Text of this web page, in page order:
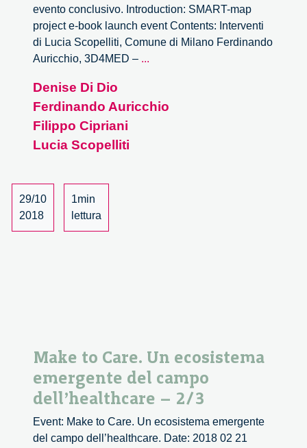
evento conclusivo. Introduction: SMART-map
project e-book launch event Contents: Interventi
di Lucia Scopelliti, Comune di Milano Ferdinando
Auricchio, 3D4MED – ...
e-
Denise Di Dio
Ferdinando Auricchio
Filippo Cipriani
Lucia Scopelliti
29/10
2018
1min
lettura
Make to Care. Un ecosistema
emergente del campo
dell’healthcare – 2/3
Event: Make to Care. Un ecosistema emergente
del campo dell’healthcare. Date: 2018 02 21